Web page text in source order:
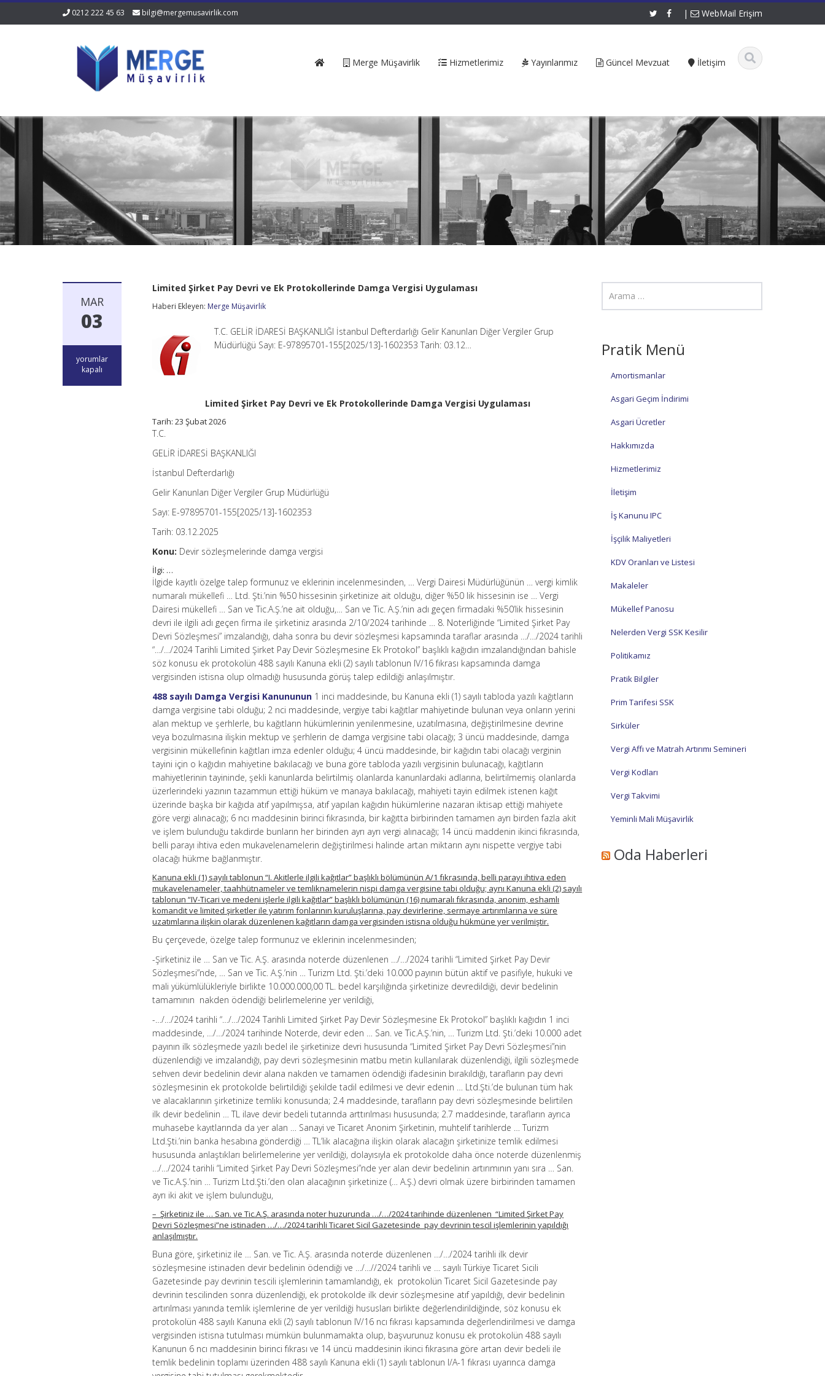
0212 222 45 63 bilgi@mergemusavirlik.com | WebMail Erişim
Merge Müşavirlik Hizmetlerimiz Yayınlarımız Güncel Mevzuat İletişim
MAR
03
Limited
Şirket
yorumlar
kapalı
Limited Şirket Pay Devri ve Ek Protokollerinde Damga Vergisi Uygulaması
Haberi Ekleyen: Merge Müşavirlik
T.C. GELİR İDARESİ BAŞKANLIĞI İstanbul Defterdarlığı Gelir Kanunları Diğer Vergiler Grup
Müdürlüğü Sayı: E-97895701-155[2025/13]-1602353 Tarih: 03.12…
Limited Şirket Pay Devri ve Ek Protokollerinde Damga Vergisi Uygulaması
Tarih:23 Şubat 2026
T.C.
GELİR İDARESİ BAŞKANLIĞI
İstanbul Defterdarlığı
Gelir Kanunları Diğer Vergiler Grup Müdürlüğü
Sayı: E-97895701-155[2025/13]-1602353
Tarih: 03.12.2025
Konu: Devir sözleşmelerinde damga vergisi
İlgi: …
İlgide kayıtlı özelge talep formunuz ve eklerinin incelenmesinden, … Vergi Dairesi Müdürlüğünün … vergi kimlik
numaralı mükellefi … Ltd. Şti.’nin %50 hissesinin şirketinize ait olduğu, diğer %50 lik hissesinin ise … Vergi
Dairesi mükellefi … San ve Tic.A.Ş.’ne ait olduğu,… San ve Tic. A.Ş.’nin adı geçen firmadaki %50’lik hissesinin
devri ile ilgili adı geçen firma ile şirketiniz arasında 2/10/2024 tarihinde … 8. Noterliğinde “Limited Şirket Pay
Devri Sözleşmesi” imzalandığı, daha sonra bu devir sözleşmesi kapsamında taraflar arasında …/…/2024 tarihli
“…/…/2024 Tarihli Limited Şirket Pay Devir Sözleşmesine Ek Protokol” başlıklı kağıdın imzalandığından bahisle
söz konusu ek protokolün 488 sayılı Kanuna ekli (2) sayılı tablonun IV/16 fıkrası kapsamında damga
vergisinden istisna olup olmadığı hususunda görüş talep edildiği anlaşılmıştır.
488 sayılı Damga Vergisi Kanununun 1 inci maddesinde, bu Kanuna ekli (1) sayılı tabloda yazılı kağıtların
damga vergisine tabi olduğu; 2 nci maddesinde, vergiye tabi kağıtlar mahiyetinde bulunan veya onların yerini
alan mektup ve şerhlerle, bu kağıtların hükümlerinin yenilenmesine, uzatılmasına, değiştirilmesine devrine
veya bozulmasına ilişkin mektup ve şerhlerin de damga vergisine tabi olacağı; 3 üncü maddesinde, damga
vergisinin mükellefinin kağıtları imza edenler olduğu; 4 üncü maddesinde, bir kağıdın tabi olacağı verginin
tayini için o kağıdın mahiyetine bakılacağı ve buna göre tabloda yazılı vergisinin bulunacağı, kağıtların
mahiyetlerinin tayininde, şekli kanunlarda belirtilmiş olanlarda kanunlardaki adlarına, belirtilmemiş olanlarda
üzerlerindeki yazının tazammun ettiği hüküm ve manaya bakılacağı, mahiyeti tayin edilmek istenen kağıt
üzerinde başka bir kağıda atıf yapılmışsa, atıf yapılan kağıdın hükümlerine nazaran iktisap ettiği mahiyete
göre vergi alınacağı; 6 ncı maddesinin birinci fıkrasında, bir kağıtta birbirinden tamamen ayrı birden fazla akit
ve işlem bulunduğu takdirde bunların her birinden ayrı ayrı vergi alınacağı; 14 üncü maddenin ikinci fıkrasında,
belli parayı ihtiva eden mukavelenamelerin değiştirilmesi halinde artan miktarın aynı nispette vergiye tabi
olacağı hükme bağlanmıştır.
Kanuna ekli (1) sayılı tablonun “I. Akitlerle ilgili kağıtlar” başlıklı bölümünün A/1 fıkrasında, belli parayı ihtiva eden
mukavelenameler, taahhütnameler ve temliknamelerin nispi damga vergisine tabi olduğu; aynı Kanuna ekli (2) sayılı
tablonun “IV-Ticari ve medeni işlerle ilgili kağıtlar” başlıklı bölümünün (16) numaralı fıkrasında, anonim, eshamlı
komandit ve limited şirketler ile yatırım fonlarının kuruluşlarına, pay devirlerine, sermaye artırımlarına ve süre
uzatımlarına ilişkin olarak düzenlenen kağıtların damga vergisinden istisna olduğu hükmüne yer verilmiştir.
Bu çerçevede, özelge talep formunuz ve eklerinin incelenmesinden;
-Şirketiniz ile … San ve Tic. A.Ş. arasında noterde düzenlenen …/…/2024 tarihli “Limited Şirket Pay Devir
Sözleşmesi”nde, … San ve Tic. A.Ş.’nin … Turizm Ltd. Şti.’deki 10.000 payının bütün aktif ve pasifiyle, hukuki ve
mali yükümlülükleriyle birlikte 10.000.000,00 TL. bedel karşılığında şirketinize devredildiği, devir bedelinin
tamamının nakden ödendiği belirlemelerine yer verildiği,
-…/…/2024 tarihli “…/…/2024 Tarihli Limited Şirket Pay Devir Sözleşmesine Ek Protokol” başlıklı kağıdın 1 inci
maddesinde, …/…/2024 tarihinde Noterde, devir eden … San. ve Tic.A.Ş.’nin, … Turizm Ltd. Şti.’deki 10.000 adet
payının ilk sözleşmede yazılı bedel ile şirketinize devri hususunda “Limited Şirket Pay Devri Sözleşmesi”nin
düzenlendiği ve imzalandığı, pay devri sözleşmesinin matbu metin kullanılarak düzenlendiği, ilgili sözleşmede
sehven devir bedelinin devir alana nakden ve tamamen ödendiği ifadesinin bırakıldığı, tarafların pay devri
sözleşmesinin ek protokolde belirtildiği şekilde tadil edilmesi ve devir edenin … Ltd.Şti.’de bulunan tüm hak
ve alacaklarının şirketinize temliki konusunda; 2.4 maddesinde, tarafların pay devri sözleşmesinde belirtilen
ilk devir bedelinin … TL ilave devir bedeli tutarında arttırılması hususunda; 2.7 maddesinde, tarafların ayrıca
muhasebe kayıtlarında da yer alan … Sanayi ve Ticaret Anonim Şirketinin, muhtelif tarihlerde … Turizm
Ltd.Şti.’nin banka hesabına gönderdiği … TL’lik alacağına ilişkin olarak alacağın şirketinize temlik edilmesi
hususunda anlaştıkları belirlemelerine yer verildiği, dolayısıyla ek protokolde daha önce noterde düzenlenmiş
…/…/2024 tarihli “Limited Şirket Pay Devri Sözleşmesi”nde yer alan devir bedelinin artırımının yanı sıra … San.
ve Tic.A.Ş.’nin … Turizm Ltd.Şti.’den olan alacağının şirketinize (… A.Ş.) devri olmak üzere birbirinden tamamen
ayrı iki akit ve işlem bulunduğu,
– Şirketiniz ile … San. ve Tic.A.Ş. arasında noter huzurunda …/…/2024 tarihinde düzenlenen “Limited Şirket Pay
Devri Sözleşmesi”ne istinaden …/…/2024 tarihli Ticaret Sicil Gazetesinde pay devrinin tescil işlemlerinin yapıldığı
anlaşılmıştır.
Buna göre, şirketiniz ile … San. ve Tic. A.Ş. arasında noterde düzenlenen …/…/2024 tarihli ilk devir
sözleşmesine istinaden devir bedelinin ödendiği ve …/…//2024 tarihli ve … sayılı Türkiye Ticaret Sicili
Gazetesinde pay devrinin tescili işlemlerinin tamamlandığı, ek protokolün Ticaret Sicil Gazetesinde pay
devrinin tescilinden sonra düzenlendiği, ek protokolde ilk devir sözleşmesine atıf yapıldığı, devir bedelinin
artırılması yanında temlik işlemlerine de yer verildiği hususları birlikte değerlendirildiğinde, söz konusu ek
protokolün 488 sayılı Kanuna ekli (2) sayılı tablonun IV/16 ncı fıkrası kapsamında değerlendirilmesi ve damga
vergisinden istisna tutulması mümkün bulunmamakta olup, başvurunuz konusu ek protokolün 488 sayılı
Kanunun 6 ncı maddesinin birinci fıkrası ve 14 üncü maddesinin ikinci fıkrasına göre artan devir bedeli ile
temlik bedelinin toplamı üzerinden 488 sayılı Kanuna ekli (1) sayılı tablonun I/A-1 fıkrası uyarınca damga
Pratik Menü
Amortismanlar
Asgari Geçim İndirimi
Asgari Ücretler
Hakkımızda
Hizmetlerimiz
İletişim
İş Kanunu IPC
İşçilik Maliyetleri
KDV Oranları ve Listesi
Makaleler
Mükellef Panosu
Nelerden Vergi SSK Kesilir
Politikamız
Pratik Bilgiler
Prim Tarifesi SSK
Sirküler
Vergi Affı ve Matrah Artırımı Semineri
Vergi Kodları
Vergi Takvimi
Yeminli Mali Müşavirlik
Oda Haberleri